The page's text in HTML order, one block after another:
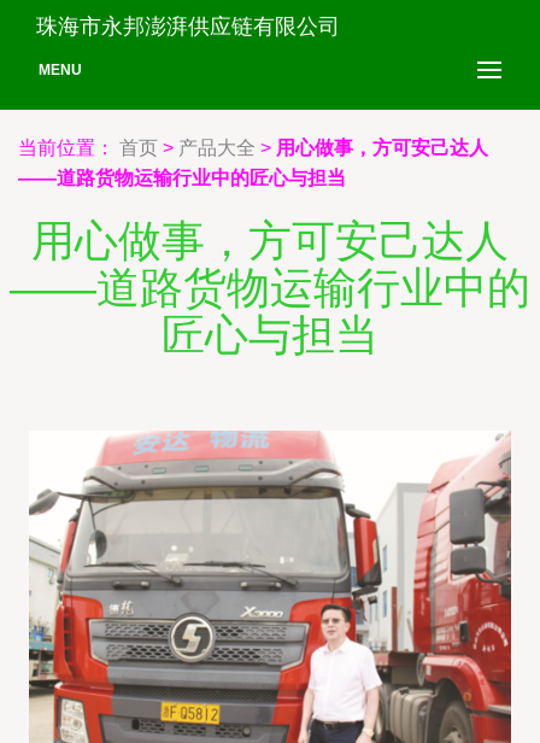
珠海市永邦澎湃供应链有限公司
MENU
当前位置： 首页 > 产品大全 > 用心做事，方可安己达人
——道路货物运输行业中的匠心与担当
用心做事，方可安己达人
——道路货物运输行业中的
匠心与担当